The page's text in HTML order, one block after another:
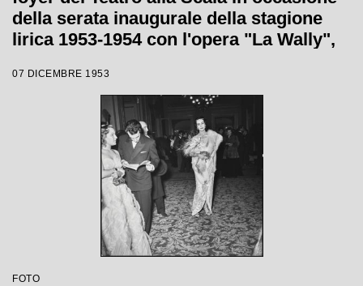
della serata inaugurale della stagione
lirica 1953-1954 con l'opera "La Wally",
Maria Giulini, con la regia di Tatiana
07 DICEMBRE 1953
FOTO